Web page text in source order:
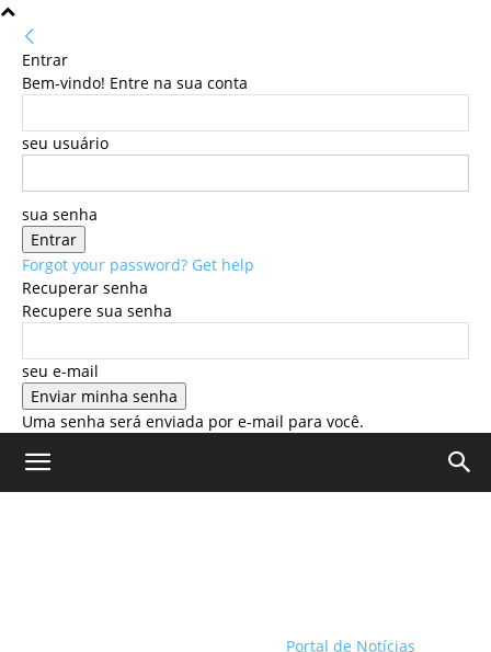
Entrar
Bem-vindo! Entre na sua conta
seu usuário
sua senha
Forgot your password? Get help
Recuperar senha
Recupere sua senha
seu e-mail
Uma senha será enviada por e-mail para você.
Portal de Notícias